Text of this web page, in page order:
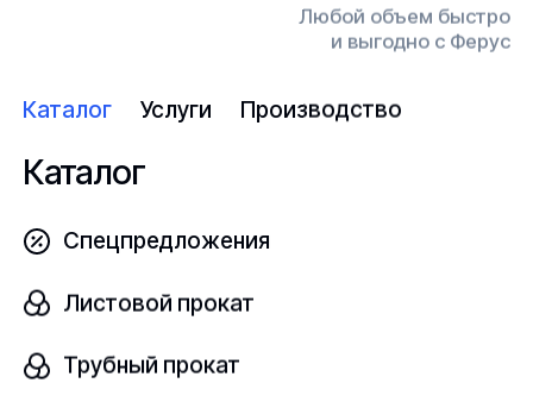
Любой объем быстро
и выгодно с Ферус
Каталог Услуги Производство
Каталог
Спецпредложения
Листовой прокат
Трубный прокат
шт
В наличии
ВД ГОСТ 9639-71